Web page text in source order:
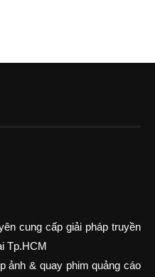
cung cấp giải pháp truyền
Tp.HCM
ảnh & quay phim quảng cáo